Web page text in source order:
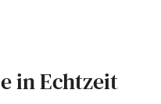
in Echtzeit